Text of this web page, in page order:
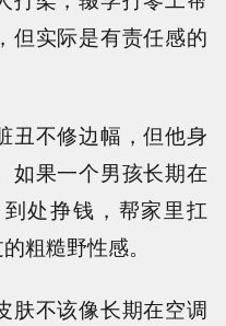
但实际是有责任感的
丑不修边幅，但他身
如果一个男孩长期在
处挣钱，帮家里扛
粗糙野性感。
肤不该像长期在空调